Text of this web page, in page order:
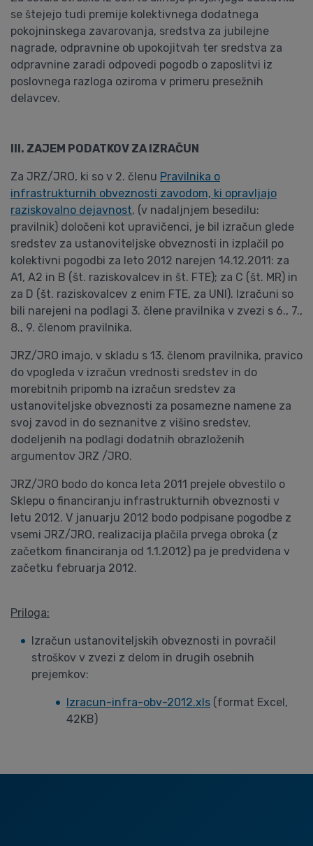
se štejejo tudi premije kolektivnega dodatnega
pokojninskega zavarovanja, sredstva za jubilejne
nagrade, odpravnine ob upokojitvah ter sredstva za
odpravnine zaradi odpovedi pogodb o zaposlitvi iz
poslovnega razloga oziroma v primeru presežnih
delavcev.
III. ZAJEM PODATKOV ZA IZRAČUN
Za JRZ/JRO, ki so v 2. členu Pravilnika o
infrastrukturnih obveznosti zavodom, ki opravljajo
raziskovalno dejavnost, (v nadaljnjem besedilu:
pravilnik) določeni kot upravičenci, je bil izračun glede
sredstev za ustanoviteljske obveznosti in izplačil po
kolektivni pogodbi za leto 2012 narejen 14.12.2011: za
A1, A2 in B (št. raziskovalcev in št. FTE); za C (št. MR) in
za D (št. raziskovalcev z enim FTE, za UNI). Izračuni so
bili narejeni na podlagi 3. člene pravilnika v zvezi s 6., 7.,
8., 9. členom pravilnika.
JRZ/JRO imajo, v skladu s 13. členom pravilnika, pravico
do vpogleda v izračun vrednosti sredstev in do
morebitnih pripomb na izračun sredstev za
ustanoviteljske obveznosti za posamezne namene za
svoj zavod in do seznanitve z višino sredstev,
dodeljenih na podlagi dodatnih obrazloženih
argumentov JRZ /JRO.
JRZ/JRO bodo do konca leta 2011 prejele obvestilo o
Sklepu o financiranju infrastrukturnih obveznosti v
letu 2012. V januarju 2012 bodo podpisane pogodbe z
vsemi JRZ/JRO, realizacija plačila prvega obroka (z
začetkom financiranja od 1.1.2012) pa je predvidena v
začetku februarja 2012.
Priloga:
Izračun ustanoviteljskih obveznosti in povračil
stroškov v zvezi z delom in drugih osebnih
prejemkov:
Izracun-infra-obv-2012.xls (format Excel,
42KB)